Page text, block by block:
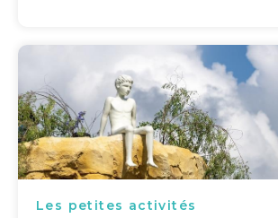
Les petites activités